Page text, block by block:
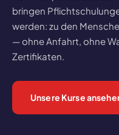
bringen
werden: zu den
— ohne Anfahrt, ohne
Zertifikaten.
Unsere Kurse